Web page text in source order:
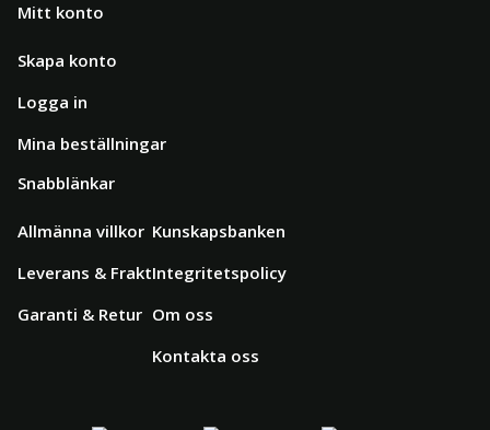
Mitt konto
Skapa konto
Logga in
Mina beställningar
Snabblänkar
Allmänna villkor
Leverans & Frakt
Garanti & Retur
Kunskapsbanken
Integritetspolicy
Om oss
Kontakta oss